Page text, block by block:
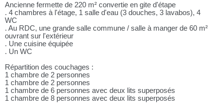
Ancienne fermette de 220 m² convertie en gite d'étape
. 4 chambres à l'étage, 1 salle d'eau (3 douches, 3 lavabos), 4
WC
. Au RDC, une grande salle commune / salle à manger de 60 m²
ouvrant sur l'extérieur
. Une cuisine équipée
. Un WC
Répartition des couchages :
1 chambre de 2 personnes
1 chambre de 2 personnes
1 chambre de 6 personnes avec deux lits superposés
1 chambre de 8 personnes avec deux lits superposés